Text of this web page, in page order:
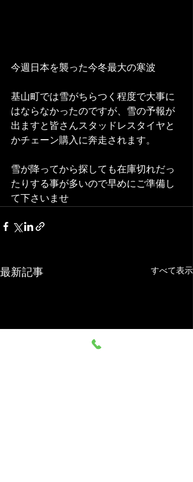
今週日本を襲った今冬最大の寒波
基山町では雪がちらつく程度で大事に
はならなかったのですが、雪の予報が
出ますと皆さんスタッドレスタイヤと
かチェーン購入に奔走されます。
雪が降ってから探しても在庫切れだっ
たりする事が多いので早めにご準備し
て下さいませ
最新記事 すべて表示